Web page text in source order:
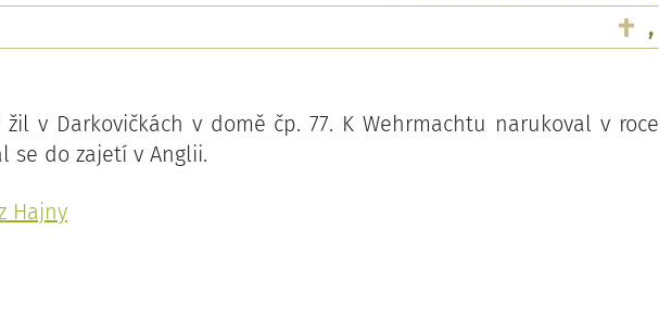
,
žil v Darkovičkách v domě čp. 77. K Wehrmachtu narukoval v roce
se do zajetí v Anglii.
Hajny